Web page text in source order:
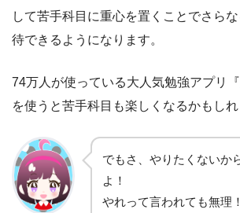
して苦手科目に重心を置くことでさら
待できるようになります。
74万人が使っている大人気勉強アプリ『
を使うと苦手科目も楽しくなるかもしれ
でもさ、やりたくないか
よ！
やれって言われても無理！